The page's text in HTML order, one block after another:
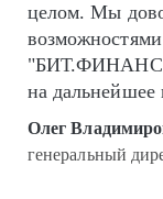
целом. Мы
"БИТ.ФИНАНС
на дальнейшее
Олег
генеральный